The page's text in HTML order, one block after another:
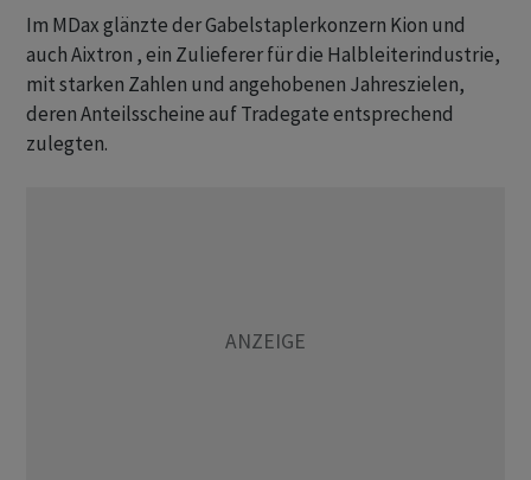
Im MDax glänzte der Gabelstaplerkonzern Kion und
auch Aixtron , ein Zulieferer für die Halbleiterindustrie,
mit starken Zahlen und angehobenen Jahreszielen,
deren Anteilsscheine auf Tradegate entsprechend
zulegten.